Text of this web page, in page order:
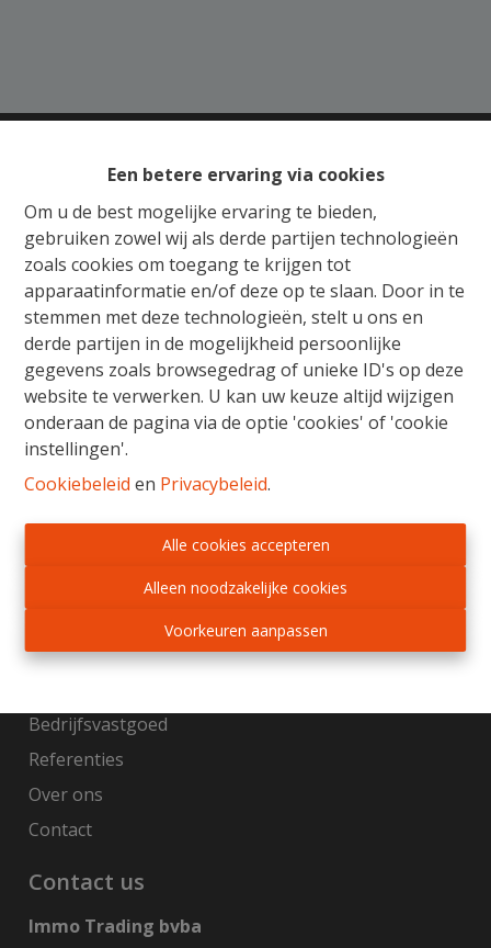
Een betere ervaring via cookies
Om u de best mogelijke ervaring te bieden,
gebruiken zowel wij als derde partijen technologieën
zoals cookies om toegang te krijgen tot
apparaatinformatie en/of deze op te slaan. Door in te
stemmen met deze technologieën, stelt u ons en
derde partijen in de mogelijkheid persoonlijke
gegevens zoals browsegedrag of unieke ID's op deze
website te verwerken. U kan uw keuze altijd wijzigen
onderaan de pagina via de optie 'cookies' of 'cookie
instellingen'.
Cookiebeleid en Privacybeleid.
Alle cookies accepteren
Alleen noodzakelijke cookies
Voorkeuren aanpassen
Ons verkoopsteam staat u bij met raad en daad
voor de aankoop, verkoop, huur of verhuur van
vastgoed. Wij begeleiden u van begin tot einde,
van schatting tot notarieel schrijven en het in
orde brengen van alle administratieve
formaliteiten. Wij adviseren en onderhandelen
met beide partijen, zodat elke vastgoedzaak in
een mum van tijd kan worden beklonken.
Gratis schatting
Te huur
Bedrijfsvastgoed
Referenties
Over ons
Contact
Contact us
Immo Trading bvba